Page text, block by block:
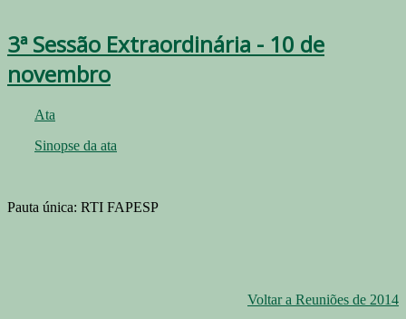
3ª Sessão Extraordinária - 10 de
novembro
Ata
Sinopse da ata
Pauta única: RTI FAPESP
Voltar a Reuniões de 2014